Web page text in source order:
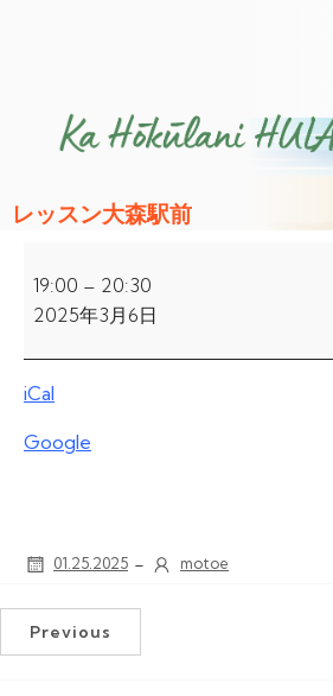
レッスン大森駅前
ッ
ス
森
駅
19:00 – 20:30
2025年3月6日
iCal
Google
01.25.2025 - motoe
Previous